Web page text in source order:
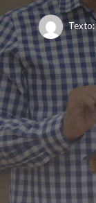
Texto: